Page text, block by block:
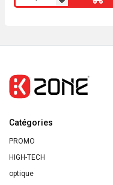
de
is
black
men
Catégories
PROMO
HIGH-TECH
optique